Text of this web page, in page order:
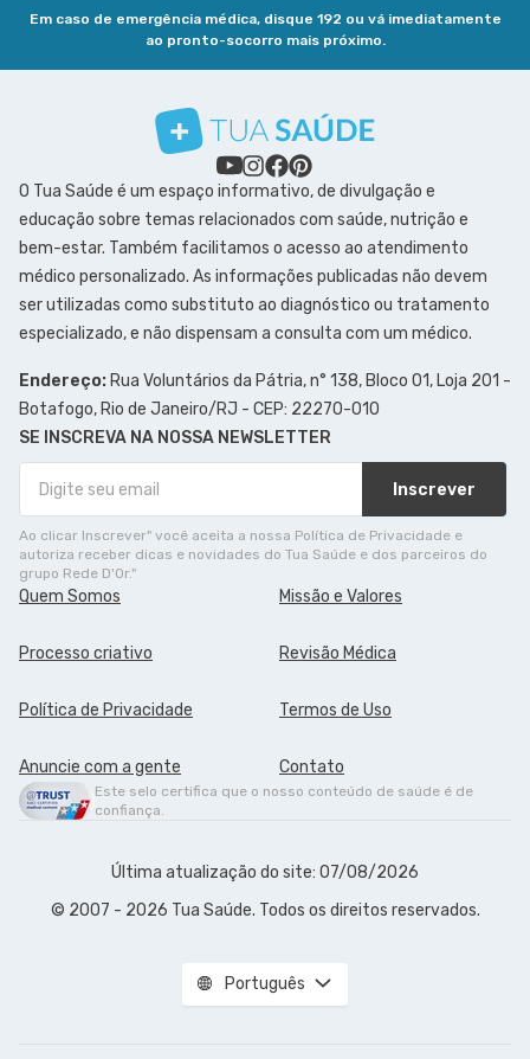
Em caso de emergência médica, disque 192 ou vá imediatamente
ao pronto-socorro mais próximo.
O Tua Saúde é um espaço informativo, de divulgação e
educação sobre temas relacionados com saúde, nutrição e
bem-estar. Também facilitamos o acesso ao atendimento
médico personalizado. As informações publicadas não devem
ser utilizadas como substituto ao diagnóstico ou tratamento
especializado, e não dispensam a consulta com um médico.
Endereço: Rua Voluntários da Pátria, n° 138, Bloco 01, Loja 201 -
Botafogo, Rio de Janeiro/RJ - CEP: 22270-010
SE INSCREVA NA NOSSA NEWSLETTER
Inscrever
Ao clicar Inscrever" você aceita a nossa Política de Privacidade e
autoriza receber dicas e novidades do Tua Saúde e dos parceiros do
grupo Rede D'Or."
Quem Somos Missão e Valores
Processo criativo Revisão Médica
Política de Privacidade Termos de Uso
Anuncie com a gente Contato
Este selo certifica que o nosso conteúdo de saúde é de
confiança.
Última atualização do site: 07/08/2026
© 2007 - 2026 Tua Saúde. Todos os direitos reservados.
Português